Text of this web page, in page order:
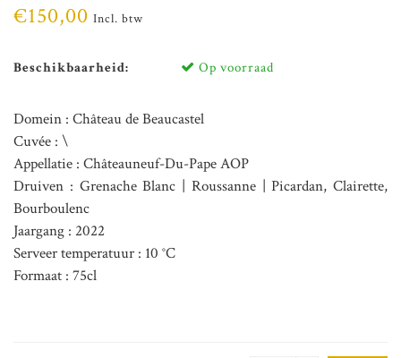
€150,00 Incl. btw
Beschikbaarheid: Op voorraad
Domein : Château de Beaucastel
Cuvée : \
Appellatie : Châteauneuf-Du-Pape AOP
Druiven : Grenache Blanc | Roussanne | Picardan, Clairette,
Bourboulenc
Jaargang : 2022
Serveer temperatuur : 10 °C
Formaat : 75cl